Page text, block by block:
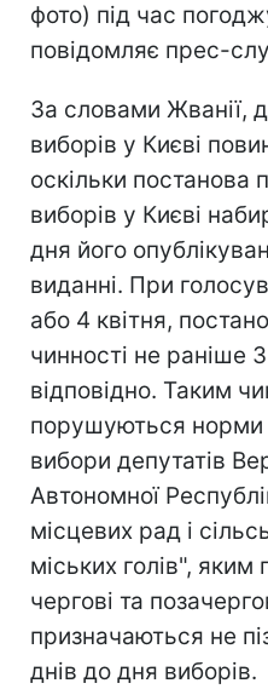
фото) під час
повідомляє прес-
За словами Жванії,
виборів у Києві
оскільки постанова
виборів у Києві
дня його
виданні. При
або 4 квітня,
чинності не раніше
відповідно. Таким
порушуються норми
вибори депутатів
Автономної
місцевих рад і
міських голів",
чергові та
призначаються не
днів до дня виборів.